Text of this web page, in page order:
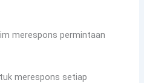
merespons permintaan
merespons setiap